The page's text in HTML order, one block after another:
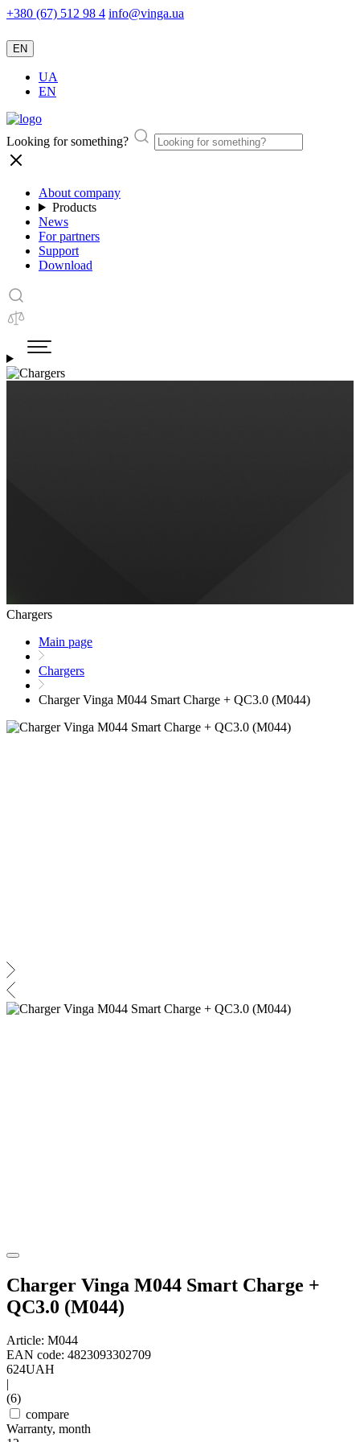
+380 (67) 512 98 4 info@vinga.ua
EN
UA
EN
Looking for something?
About company
Products
News
For partners
Support
Download
Chargers
Main page
Chargers
Charger Vinga M044 Smart Charge + QC3.0 (M044)
Charger Vinga M044 Smart Charge +
QC3.0 (M044)
Article: M044
EAN code: 4823093302709
624UAH
(6)
compare
Warranty, month